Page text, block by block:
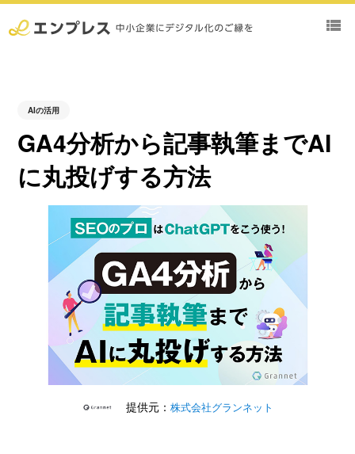
view_list
AIの活用
GA4分析から記事執筆までAI
に丸投げする方法
提供元：株式会社グランネット